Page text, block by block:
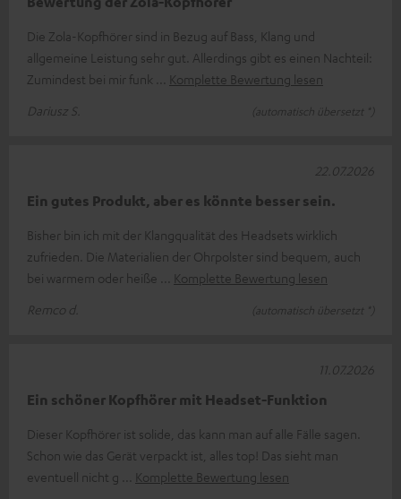
Die Zola-Kopfhörer sind in Bezug auf Bass, Klang und
allgemeine Leistung sehr gut. Allerdings gibt es einen Nachteil:
Zumindest bei mir funk
Komplette Bewertung lesen
Dariusz S.
(automatisch übersetzt *)
Ein gutes Produkt, aber es könnte besser sein.
Bisher bin ich mit der Klangqualität des Headsets wirklich
zufrieden. Die Materialien der Ohrpolster sind bequem, auch
bei warmem oder heiße
Komplette Bewertung lesen
Remco d.
(automatisch übersetzt *)
22.07.2026
Ein schöner Kopfhörer mit Headset-Funktion
Dieser Kopfhörer ist solide, das kann man auf alle Fälle sagen.
Schon wie das Gerät verpackt ist, alles top! Das sieht man
eventuell nicht g
Komplette Bewertung lesen
11.07.2026